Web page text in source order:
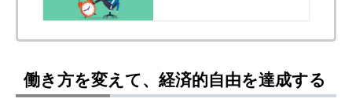
働き方を変えて、経済的自由を達成する